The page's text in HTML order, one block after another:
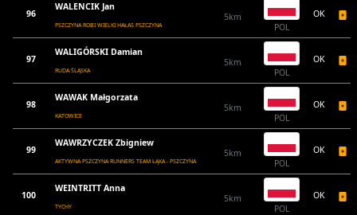
96
WALENCIK Jan
PSZCZYNA ROBI WIELKI HAŁAS PSZCZYNA
5km
POL
OK
97
WALIGÓRSKI Damian
RUDA ŚLĄSKA
5km
POL
OK
98
WAWAK Małgorzata
KATOWICE
5km
POL
OK
99
WAWRZYCZEK Zbigniew
AKTYWNA PSZCZYNA RUNNERS TEAM ŁĄKA - PSZCZYNA
5km
POL
OK
100
WEINTRITT Anna
TYCHY
5km
POL
OK